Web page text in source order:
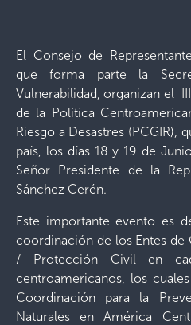
El Consejo de
que forma parte la
Vulnerabilidad, organizan el
de la Política
Riesgo a Desastres (PCGIR),
país, los días 18 y 19 de
Señor Presidente de la
Sánchez Cerén.
Este importante evento es
coordinación de los Entes de
/ Protección Civil en
centroamericanos, los
Coordinación para la
Naturales en América